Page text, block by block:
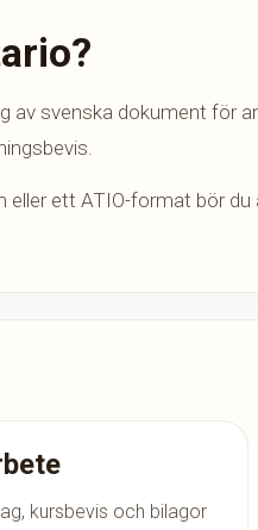
svenska dokument för
eller ett ATIO-format bör du
kursbevis och bilagor